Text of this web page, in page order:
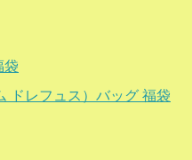
袋
ドレフュス）バッグ 福袋